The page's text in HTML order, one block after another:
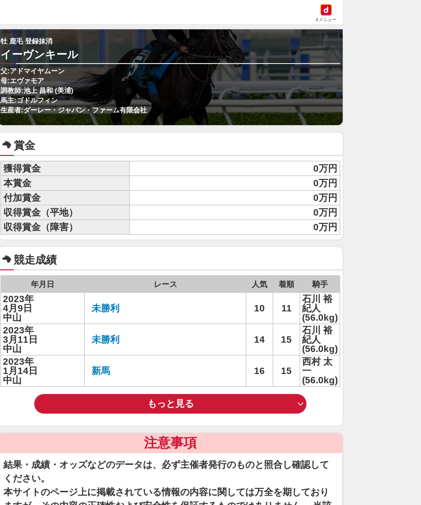
dメニュー
牡 鹿毛 登録抹消
イーヴンキール
父:アドマイヤムーン
母:エヴァモア
調教師:池上 昌和 (美浦)
馬主:ゴドルフィン
生産者:ダーレー・ジャパン・ファーム有限会社
賞金
獲得賞金
0万円
本賞金
0万円
付加賞金
0万円
収得賞金（平地）
0万円
収得賞金（障害）
0万円
競走成績
年月日 レース 人気 着順 騎手
2023年
4月9日
中山
未勝利 10 11
石川 裕
紀人
(56.0kg)
2023年
3月11日
中山
未勝利 14 15
石川 裕
紀人
(56.0kg)
2023年
1月14日
中山
新馬 16 15
西村 太
一
(56.0kg)
もっと見る
注意事項
結果・成績・オッズなどのデータは、必ず主催者発行のものと照合し確認して
ください。
本サイトのページ上に掲載されている情報の内容に関しては万全を期しており